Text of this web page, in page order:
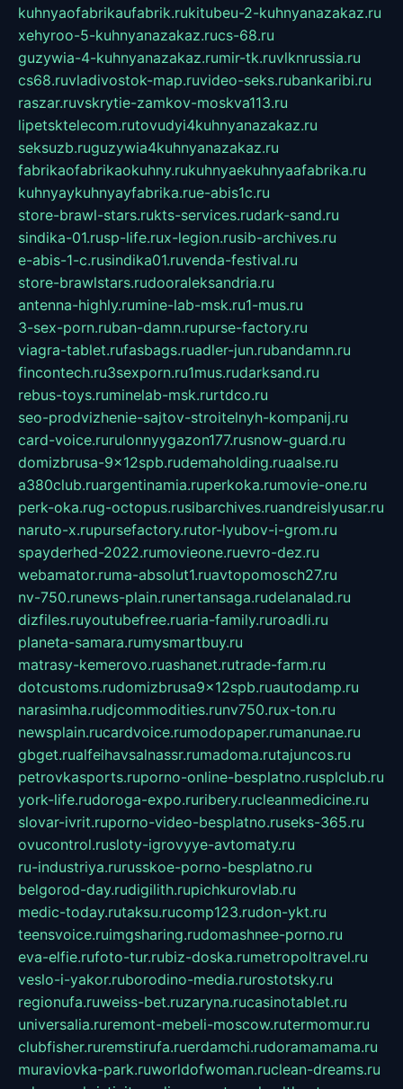
kuhnyaofabrikaufabrik.rukitubeu-2-kuhnyanazakaz.ru
xehyroo-5-kuhnyanazakaz.rucs-68.ru
guzywia-4-kuhnyanazakaz.rumir-tk.ruvlknrussia.ru
cs68.ruvladivostok-map.ruvideo-seks.rubankaribi.ru
raszar.ruvskrytie-zamkov-moskva113.ru
lipetsktelecom.rutovudyi4kuhnyanazakaz.ru
seksuzb.ruguzywia4kuhnyanazakaz.ru
fabrikaofabrikaokuhny.rukuhnyaekuhnyaafabrika.ru
kuhnyaykuhnyayfabrika.rue-abis1c.ru
store-brawl-stars.rukts-services.rudark-sand.ru
sindika-01.rusp-life.rux-legion.rusib-archives.ru
e-abis-1-c.rusindika01.ruvenda-festival.ru
store-brawlstars.rudooraleksandria.ru
antenna-highly.rumine-lab-msk.ru1-mus.ru
3-sex-porn.ruban-damn.rupurse-factory.ru
viagra-tablet.rufasbags.ruadler-jun.rubandamn.ru
fincontech.ru3sexporn.ru1mus.rudarksand.ru
rebus-toys.ruminelab-msk.rurtdco.ru
seo-prodvizhenie-sajtov-stroitelnyh-kompanij.ru
card-voice.rurulonnyygazon177.rusnow-guard.ru
domizbrusa-9x12spb.rudemaholding.ruaalse.ru
a380club.ruargentinamia.ruperkoka.rumovie-one.ru
perk-oka.rug-octopus.rusibarchives.ruandreislyusar.ru
naruto-x.rupursefactory.rutor-lyubov-i-grom.ru
spayderhed-2022.rumovieone.ruevro-dez.ru
webamator.ruma-absolut1.ruavtopomosch27.ru
nv-750.runews-plain.runertansaga.rudelanalad.ru
dizfiles.ruyoutubefree.ruaria-family.ruroadli.ru
planeta-samara.rumysmartbuy.ru
matrasy-kemerovo.ruashanet.rutrade-farm.ru
dotcustoms.rudomizbrusa9x12spb.ruautodamp.ru
narasimha.rudjcommodities.runv750.rux-ton.ru
newsplain.rucardvoice.rumodopaper.rumanunae.ru
gbget.rualfeihavsalnassr.rumadoma.rutajuncos.ru
petrovkasports.ruporno-online-besplatno.rusplclub.ru
york-life.rudoroga-expo.ruribery.rucleanmedicine.ru
slovar-ivrit.ruporno-video-besplatno.ruseks-365.ru
ovucontrol.rusloty-igrovyye-avtomaty.ru
ru-industriya.rurusskoe-porno-besplatno.ru
belgorod-day.rudigilith.rupichkurovlab.ru
medic-today.rutaksu.rucomp123.rudon-ykt.ru
teensvoice.ruimgsharing.rudomashnee-porno.ru
eva-elfie.rufoto-tur.rubiz-doska.rumetropoltravel.ru
veslo-i-yakor.ruborodino-media.rurostotsky.ru
regionufa.ruweiss-bet.ruzaryna.rucasinotablet.ru
universalia.ruremont-mebeli-moscow.rutermomur.ru
clubfisher.ruremstirufa.ruerdamchi.rudoramamama.ru
muraviovka-park.ruworldofwoman.ruclean-dreams.ru